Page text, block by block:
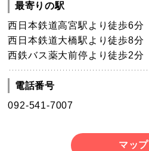
最寄りの駅
西日本鉄道高宮駅より徒歩6分
西日本鉄道大橋駅より徒歩8分
西鉄バス薬大前停より徒歩2分
電話番号
092-541-7007
マップ